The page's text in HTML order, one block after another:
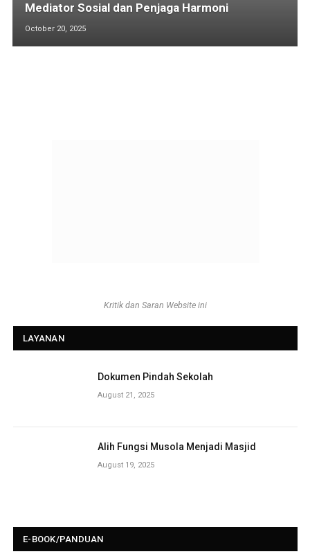
Mediator Sosial dan Penjaga Harmoni
October 20, 2025
Kritik dan Saran Website ini
LAYANAN
Dokumen Pindah Sekolah
August 21, 2025
Alih Fungsi Musola Menjadi Masjid
August 19, 2025
E-BOOK/PANDUAN